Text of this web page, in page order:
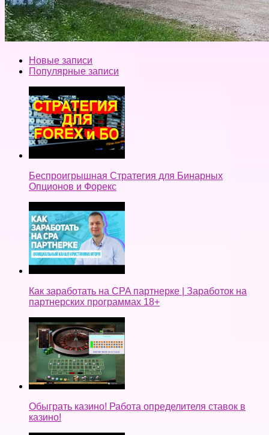
Новые записи
Популярные записи
Беспроигрышная Стратегия для Бинарных
Опционов и Форекс
Как заработать на CPA партнерке | Заработок на
партнерских программах 18+
Обыграть казино! Работа определителя ставок в
казино!